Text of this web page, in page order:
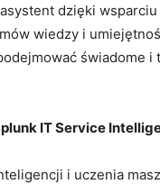
dzięki
wiedzy i
świadome
IT Service
i uczenia